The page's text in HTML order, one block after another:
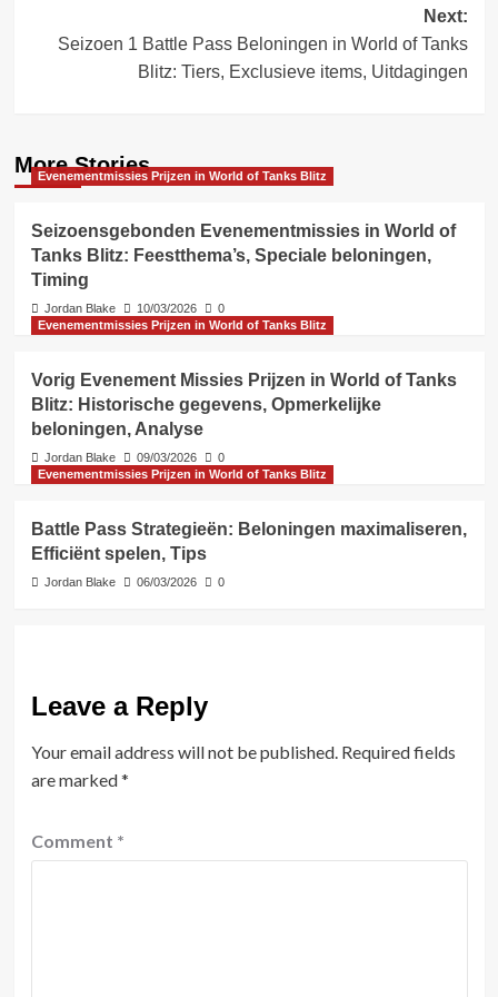
Next:
Seizoen 1 Battle Pass Beloningen in World of Tanks
Blitz: Tiers, Exclusieve items, Uitdagingen
More Stories
Evenementmissies Prijzen in World of Tanks Blitz
Seizoensgebonden Evenementmissies in World of
Tanks Blitz: Feestthema’s, Speciale beloningen,
Timing
Jordan Blake 10/03/2026
0
Evenementmissies Prijzen in World of Tanks Blitz
Vorig Evenement Missies Prijzen in World of Tanks
Blitz: Historische gegevens, Opmerkelijke
beloningen, Analyse
Jordan Blake 09/03/2026
0
Evenementmissies Prijzen in World of Tanks Blitz
Battle Pass Strategieën: Beloningen maximaliseren,
Efficiënt spelen, Tips
Jordan Blake 06/03/2026 0
Leave a Reply
Your email address will not be published. Required fields
are marked*
Comment *